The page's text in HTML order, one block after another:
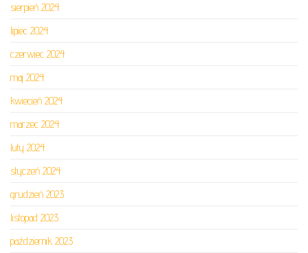
sierpień 2024
lipiec 2024
czerwiec 2024
maj 2024
kwiecień 2024
marzec 2024
luty 2024
styczeń 2024
grudzień 2023
listopad 2023
październik 2023